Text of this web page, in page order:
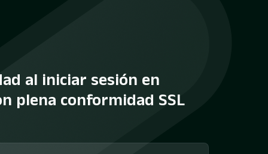
al iniciar sesión en
plena conformidad SSL